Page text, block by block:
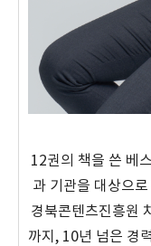
12권의 책을 쓴 베
과 기관을 대상으
경북콘텐츠진흥원
까지, 10년 넘은 경